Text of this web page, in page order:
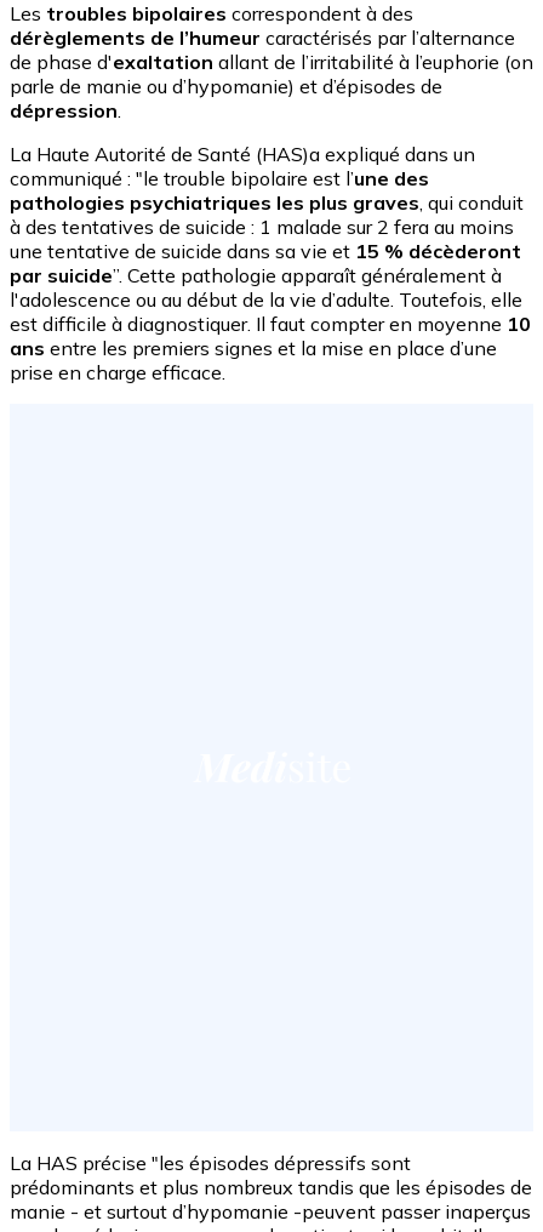
Les troubles bipolaires correspondent à des
dérèglements de l’humeur caractérisés par l’alternance
de phase d'exaltation allant de l’irritabilité à l’euphorie (on
parle de manie ou d’hypomanie) et d’épisodes de
dépression.
La Haute Autorité de Santé (HAS)a expliqué dans un
communiqué : "le trouble bipolaire est l’une des
pathologies psychiatriques les plus graves, qui conduit
à des tentatives de suicide : 1 malade sur 2 fera au moins
une tentative de suicide dans sa vie et 15 % décèderont
par suicide”. Cette pathologie apparaît généralement à
l'adolescence ou au début de la vie d’adulte. Toutefois, elle
est difficile à diagnostiquer. Il faut compter en moyenne 10
ans entre les premiers signes et la mise en place d’une
prise en charge efficace.
La HAS précise "les épisodes dépressifs sont
prédominants et plus nombreux tandis que les épisodes de
manie - et surtout d’hypomanie -peuvent passer inaperçus